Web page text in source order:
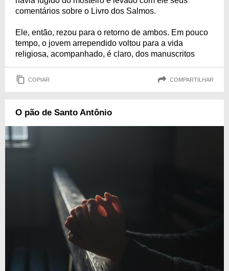
comentários sobre o Livro dos Salmos.
Ele, então, rezou para o retorno de ambos. Em pouco
tempo, o jovem arrependido voltou para a vida
religiosa, acompanhado, é claro, dos manuscritos
COPIAR COMPARTILHAR
O pão de Santo Antônio